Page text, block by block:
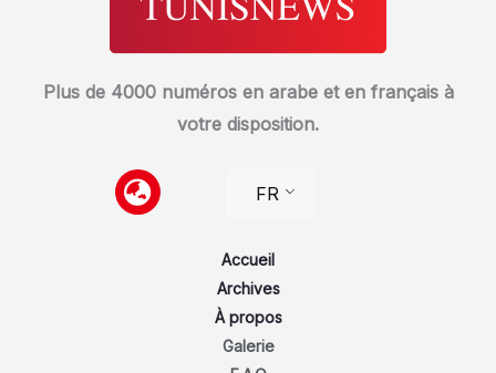
Plus de 4000 numéros en arabe et en français à
votre disposition.
FR
Accueil
Archives
À propos
Galerie